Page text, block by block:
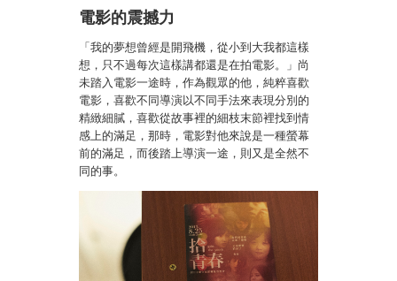
電影的震撼力
「我的夢想曾經是開飛機，從小到大我都這樣
想，只不過每次這樣講都還是在拍電影。」尚
未踏入電影一途時，作為觀眾的他，純粹喜歡
電影，喜歡不同導演以不同手法來表現分別的
精緻細膩，喜歡從故事裡的細枝末節裡找到情
感上的滿足，那時，電影對他來說是一種螢幕
前的滿足，而後踏上導演一途，則又是全然不
同的事。